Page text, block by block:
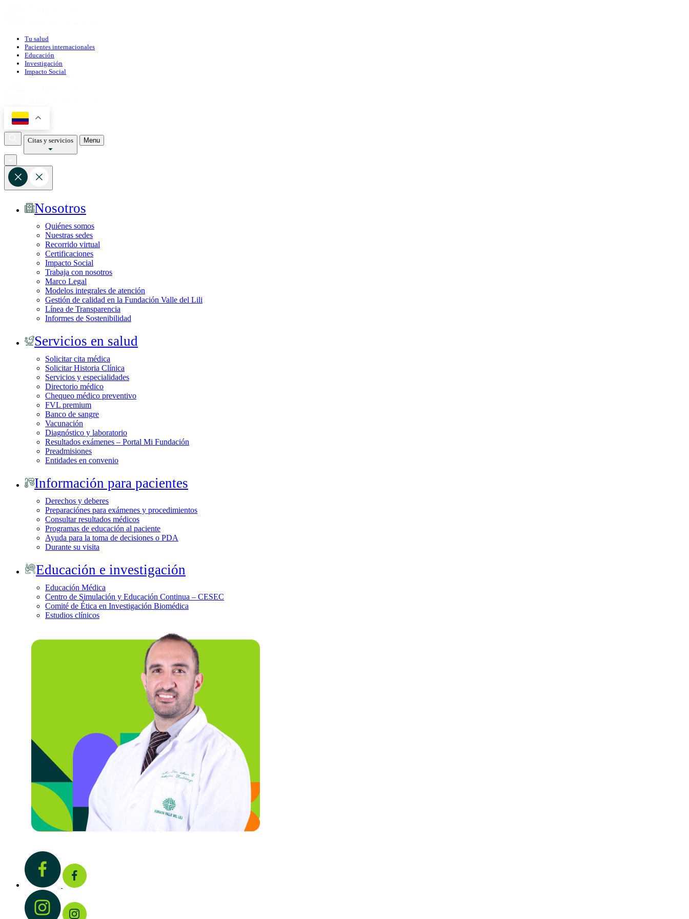
Tu salud
Pacientes internacionales
Educación
Investigación
Impacto Social
Citas y servicios Menu
Nosotros
Quiénes somos
Nuestras sedes
Recorrido virtual
Certificaciones
Impacto Social
Trabaja con nosotros
Marco Legal
Modelos integrales de atención
Gestión de calidad en la Fundación Valle del Lili
Línea de Transparencia
Informes de Sostenibilidad
Servicios en salud
Solicitar cita médica
Solicitar Historia Clínica
Servicios y especialidades
Directorio médico
Chequeo médico preventivo
FVL premium
Banco de sangre
Vacunación
Diagnóstico y laboratorio
Resultados exámenes – Portal Mi Fundación
Preadmisiones
Entidades en convenio
Información para pacientes
Derechos y deberes
Preparaciónes para exámenes y procedimientos
Consultar resultados médicos
Programas de educación al paciente
Ayuda para la toma de decisiones o PDA
Durante su visita
Educación e investigación
Educación Médica
Centro de Simulación y Educación Continua – CESEC
Comité de Ética en Investigación Biomédica
Estudios clínicos